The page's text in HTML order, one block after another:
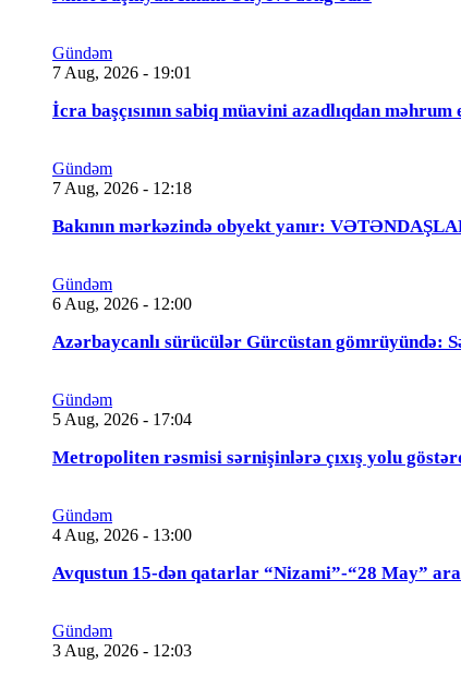
Gündəm
7 Aug, 2026 - 19:01
İcra başçısının sabiq müavini azadlıqdan
Gündəm
7 Aug, 2026 - 12:18
Bakının mərkəzində obyekt yanır:
Gündəm
6 Aug, 2026 - 12:00
Azərbaycanlı sürücülər Gürcüstan gömrüyündə:
Gündəm
5 Aug, 2026 - 17:04
Metropoliten rəsmisi sərnişinlərə çıxış yolu
Gündəm
4 Aug, 2026 - 13:00
Avqustun 15-dən qatarlar “Nizami”-“28 May”
Gündəm
3 Aug, 2026 - 12:03